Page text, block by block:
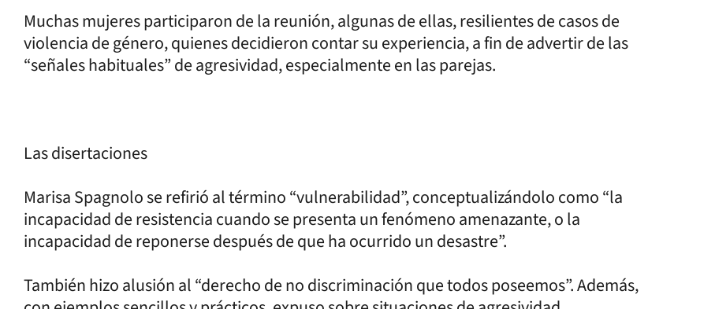
Muchas mujeres participaron de la reunión, algunas de ellas, resilientes de casos de
violencia de género, quienes decidieron contar su experiencia, a fin de advertir de las
“señales habituales” de agresividad, especialmente en las parejas.
Las disertaciones
Marisa Spagnolo se refirió al término “vulnerabilidad”, conceptualizándolo como “la
incapacidad de resistencia cuando se presenta un fenómeno amenazante, o la
incapacidad de reponerse después de que ha ocurrido un desastre”.
También hizo alusión al “derecho de no discriminación que todos poseemos”. Además,